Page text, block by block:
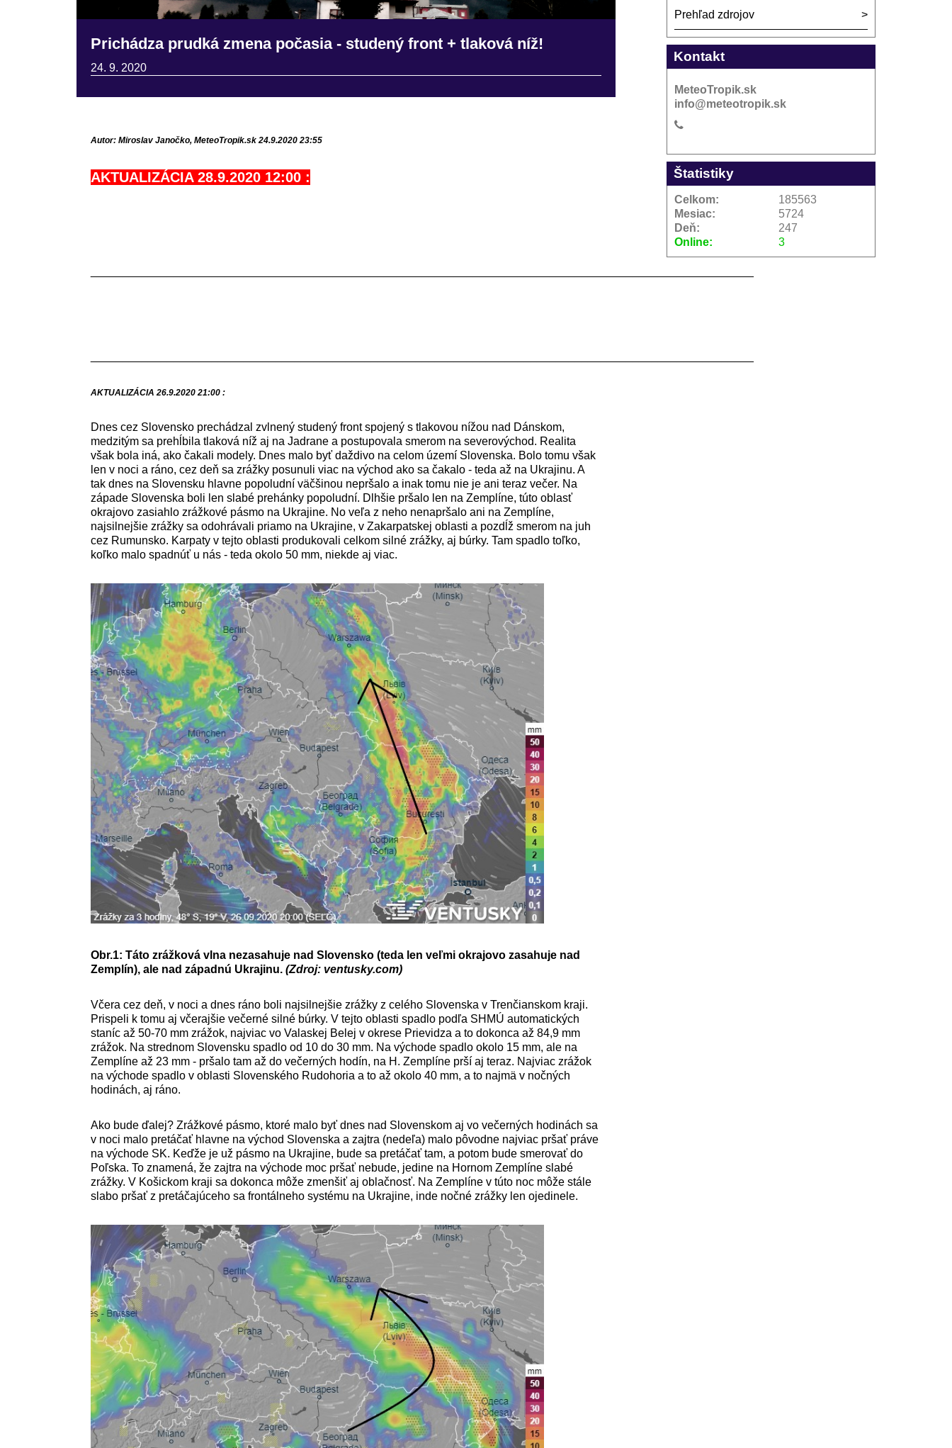
Prichádza prudká zmena počasia - studený front + tlaková níž!
24. 9. 2020
Autor: Miroslav Janočko, MeteoTropik.sk 24.9.2020 23:55
AKTUALIZÁCIA 28.9.2020 12:00 :
AKTUALIZÁCIA 26.9.2020 21:00 :
Dnes cez Slovensko prechádzal zvlnený studený front spojený s tlakovou nížou nad Dánskom,
medzitým sa prehĺbila tlaková níž aj na Jadrane a postupovala smerom na severovýchod. Realita
však bola iná, ako čakali modely. Dnes malo byť daždivo na celom území Slovenska. Bolo tomu však
len v noci a ráno, cez deň sa zrážky posunuli viac na východ ako sa čakalo - teda až na Ukrajinu. A
tak dnes na Slovensku hlavne popoludní väčšinou nepršalo a inak tomu nie je ani teraz večer. Na
západe Slovenska boli len slabé prehánky popoludní. Dlhšie pršalo len na Zemplíne, túto oblasť
okrajovo zasiahlo zrážkové pásmo na Ukrajine. No veľa z neho nenapršalo ani na Zemplíne,
najsilnejšie zrážky sa odohrávali priamo na Ukrajine, v Zakarpatskej oblasti a pozdĺž smerom na juh
cez Rumunsko. Karpaty v tejto oblasti produkovali celkom silné zrážky, aj búrky. Tam spadlo toľko,
koľko malo spadnúť u nás - teda okolo 50 mm, niekde aj viac.
Obr.1: Táto zrážková vlna nezasahuje nad Slovensko (teda len veľmi okrajovo zasahuje nad
Zemplín), ale nad západnú Ukrajinu. (Zdroj: ventusky.com)
Včera cez deň, v noci a dnes ráno boli najsilnejšie zrážky z celého Slovenska v Trenčianskom kraji.
Prispeli k tomu aj včerajšie večerné silné búrky. V tejto oblasti spadlo podľa SHMÚ automatických
staníc až 50-70 mm zrážok, najviac vo Valaskej Belej v okrese Prievidza a to dokonca až 84,9 mm
zrážok. Na strednom Slovensku spadlo od 10 do 30 mm. Na východe spadlo okolo 15 mm, ale na
Zemplíne až 23 mm - pršalo tam až do večerných hodín, na H. Zemplíne prší aj teraz. Najviac zrážok
na východe spadlo v oblasti Slovenského Rudohoria a to až okolo 40 mm, a to najmä v nočných
hodinách, aj ráno.
Ako bude ďalej? Zrážkové pásmo, ktoré malo byť dnes nad Slovenskom aj vo večerných hodinách sa
v noci malo pretáčať hlavne na východ Slovenska a zajtra (nedeľa) malo pôvodne najviac pršať práve
na východe SK. Keďže je už pásmo na Ukrajine, bude sa pretáčať tam, a potom bude smerovať do
Poľska. To znamená, že zajtra na východe moc pršať nebude, jedine na Hornom Zemplíne slabé
zrážky. V Košickom kraji sa dokonca môže zmenšiť aj oblačnosť. Na Zemplíne v túto noc môže stále
slabo pršať z pretáčajúceho sa frontálneho systému na Ukrajine, inde nočné zrážky len ojedinele.
Prehľad zdrojov
Kontakt
MeteoTropik.sk
info@meteotropik.sk
Štatistiky
Online: 3
Celkom:
185563
Mesiac:
5724
Deň:
247